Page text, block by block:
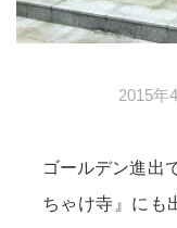
2015年
ゴールデン進出
ちゃけ寺』にも